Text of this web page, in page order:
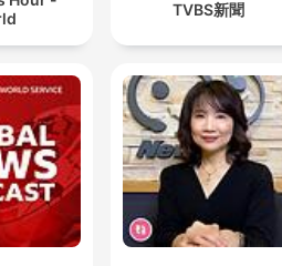
tej wielkości, która miałaby
niezwykłe bogactwo oferty
do jego liczby mieszkańców.
TVBS新聞